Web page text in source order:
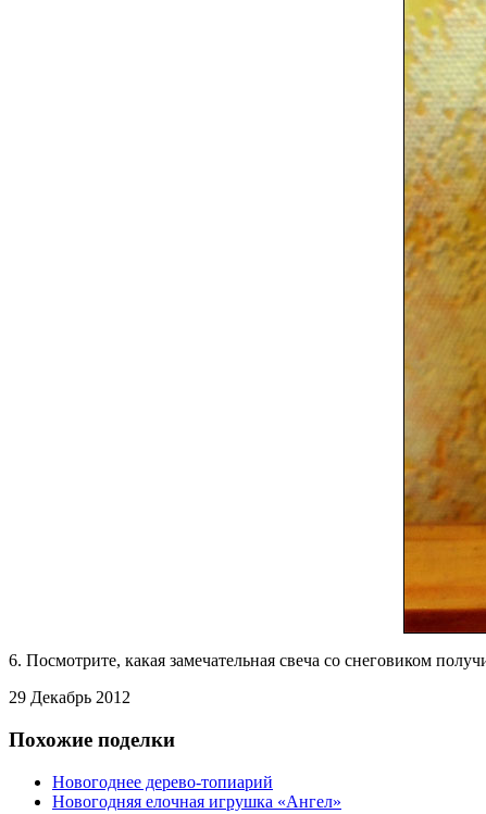
6. Посмотрите, какая замечательная свеча со снеговиком
29 Декабрь 2012
Похожие поделки
Новогоднее дерево-топиарий
Новогодняя елочная игрушка «Ангел»